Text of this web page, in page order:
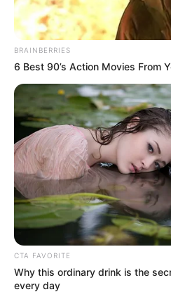
BRAINBERRIES
6 Best 90’s Action Movies From
CTA FAVORITE
Why this ordinary drink is the
every day